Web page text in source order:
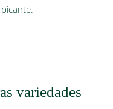
variedades